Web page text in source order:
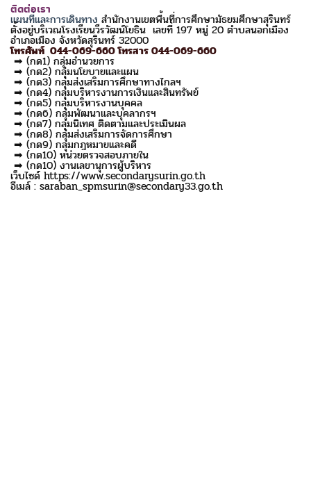
ติดต่อเรา
แผนที่และการเดินทางสำนักงานเขตพื้นที่การศึกษามัธยมศึกษาสุรินทร์
ตั้งอยู่บริเวณโรงเรียนวีรวัฒน์โยธิน เลขที่ 197 หมู่ 20 ตำบลนอกเมือง
อำเภอเมือง จังหวัดสุรินทร์ 32000
โทรศัพท์ 044-069-660 โทรสาร 044-069-660
➡ (กด1) กลุ่มอำนวยการ
➡ (กด2) กลุ่มนโยบายและแผน
➡ (กด3) กลุ่มส่งเสริมการศึกษาทางไกลฯ
➡ (กด4) กลุ่มบริหารงานการเงินและสินทรัพย์
➡ (กด5) กลุ่มบริหารงานบุคคล
➡ (กด6) กลุ่มพัฒนาและบุคลากรฯ
➡ (กด7) กลุ่มนิเทศ ติดตามและประเมินผล
➡ (กด8) กลุ่มส่งเสริมการจัดการศึกษา
➡ (กด9) กลุ่มกฎหมายและคดี
➡ (กด10) หน่วยตรวจสอบภายใน
➡ (กด10) งานเลขานุการผู้บริหาร
เว็บไซด์ https://www.secondarysurin.go.th
อีเมล์ : saraban_spmsurin@secondary33.go.th